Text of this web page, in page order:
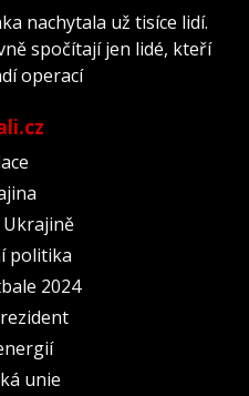
nachytala už tisíce lidí.
spočítají jen lidé, kteří
operací
Ukrajině
politika
2024
unie